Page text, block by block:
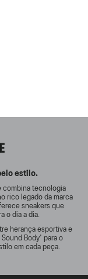
estilo.
combina tecnologia
rico legado da marca
sneakers que
o dia a dia.
herança esportiva e
Body' para o
em cada peça.